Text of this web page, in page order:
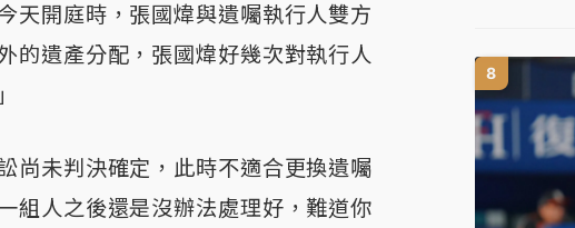
天開庭時，張國煒與遺囑執行人雙方
的遺產分配，張國煒好幾次對執行人
尚未判決確定，此時不適合更換遺囑
組人之後還是沒辦法處理好，難道你